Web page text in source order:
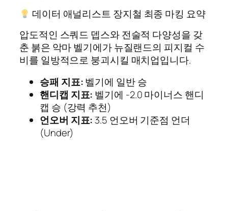
데이터 애널리스트 장지철 최종 마킹 요약
압도적인 스쿼드 뎁스와 전술적 다양성을 갖
춘 붉은 악마 벨기에가 뉴질랜드의 피지컬 수
비를 일방적으로 붕괴시킬 매치업입니다.
승패 지표:벨기에 일반 승
핸디캡 지표: 벨기에 -2.0 마이너스 핸디
캡 승 (강력 추천)
언오버 지표: 3.5 언오버 기준점 언더
(Under)